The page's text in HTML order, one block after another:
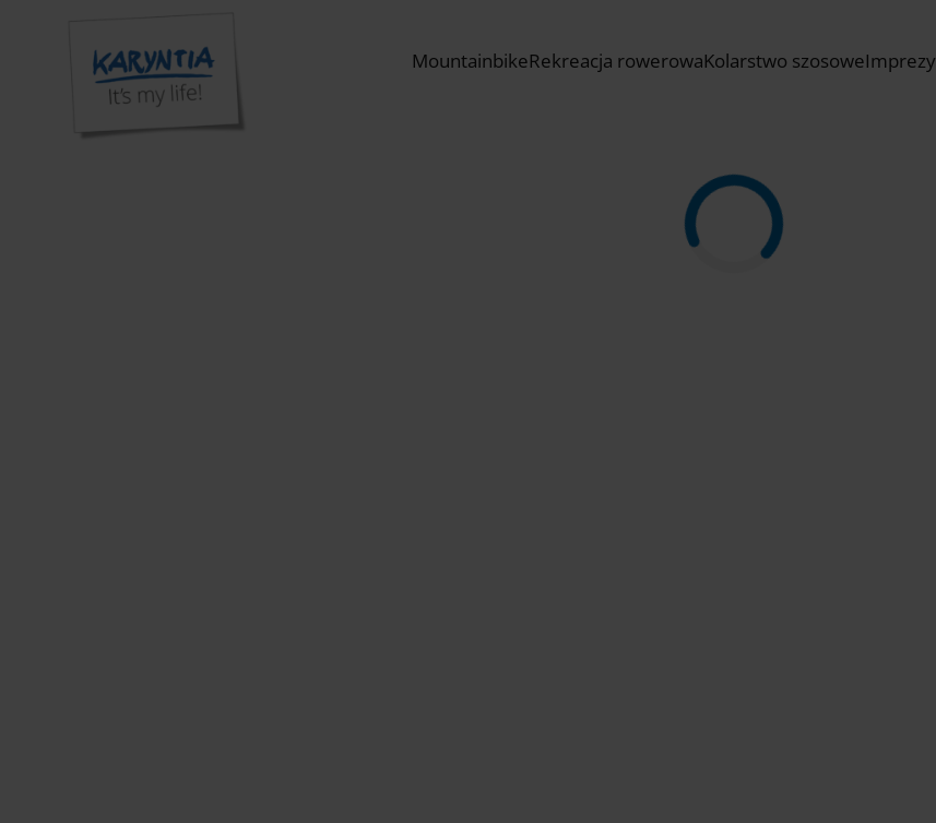
MountainbikeRekreacja rowerowaKolarstwo szosoweImprezy